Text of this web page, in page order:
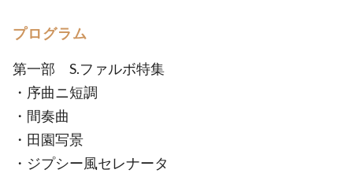
プログラム
第一部 S.ファルボ特集
・序曲ニ短調
・間奏曲
・田園写景
・ジプシー風セレナータ